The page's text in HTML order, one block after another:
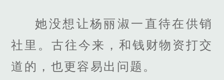
她没想让杨丽淑一直待在供销
社里。古往今来，和钱财物资打交
道的，也更容易出问题。